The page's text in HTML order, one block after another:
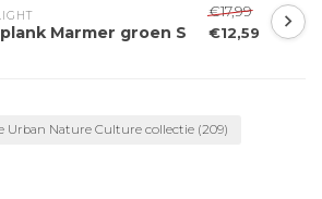
Marmer groen S
€17,99
€12,59
Urban Nature Culture collectie (209)